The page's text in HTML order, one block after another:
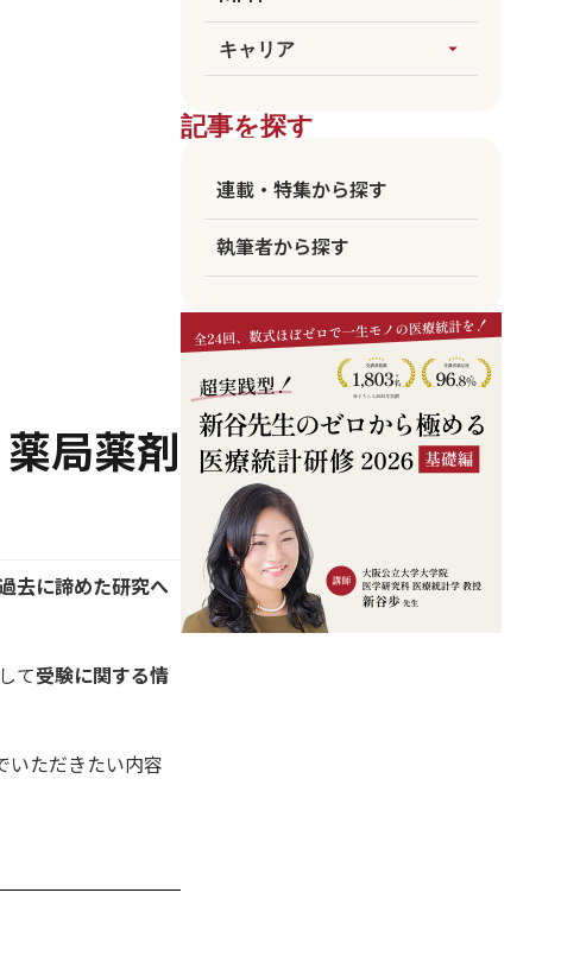
局薬剤
去に諦めた研究へ
て受験に関する情
いただきたい内容
論文執筆
医療統計
臨床
ビジネス
すべてを見る
国公立MPH
京大MPH
キャリア arrow_drop_up
医師
看護師
リハビリ
アカデミア
企業職員
記事を探す
連載・特集から探す
執筆者から探す